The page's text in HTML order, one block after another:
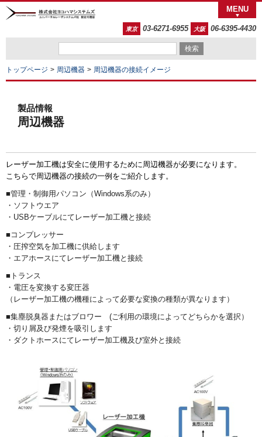
東京 03-6271-6955 大阪 06-6395-4430
トップページ 周辺機器 周辺機器の接続イメージ
製品情報
周辺機器
レーザー加工機は安全に使用するために周辺機器が必要になります。
こちらで周辺機器の接続の一例をご紹介します。
■管理・制御用パソコン（Windows系のみ）
・ソフトウエア
・USBケーブルにてレーザー加工機と接続
■コンプレッサー
・圧搾空気を加工機に供給します
・エアホースにてレーザー加工機と接続
■トランス
・電圧を変換する変圧器
（レーザー加工機の機種によって必要な変換の種類が異なります）
■集塵脱臭器またはブロワー (ご利用の環境によってどちらかを選択）
・切り屑及び発煙を吸引します
・ダクトホースにてレーザー加工機及び室外と接続
MENU